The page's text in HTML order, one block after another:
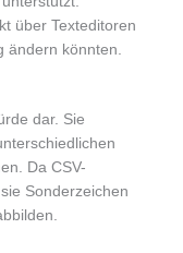
über Texteditoren
ändern könnten.
dar. Sie
Da CSV-
Sonderzeichen